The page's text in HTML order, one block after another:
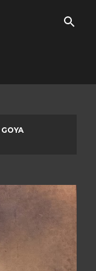
GOYA